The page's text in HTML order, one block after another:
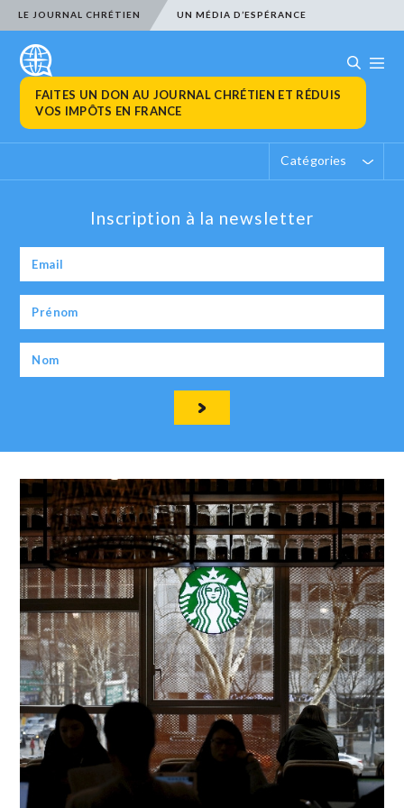
LE JOURNAL CHRÉTIEN UN MÉDIA D’ESPÉRANCE
FAITES UN DON AU JOURNAL CHRÉTIEN ET RÉDUIS
VOS IMPÔTS EN FRANCE
Catégories
Inscription à la newsletter